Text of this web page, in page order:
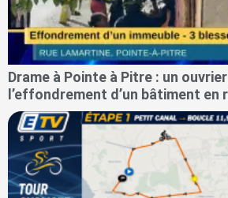
Drame à Pointe à Pitre : un
l’effondrement d’un bâtiment en